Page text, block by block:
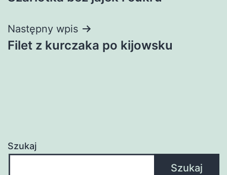
wpisu
Następny wpis
Filet z kurczaka po kijowsku
Szukaj
Szukaj